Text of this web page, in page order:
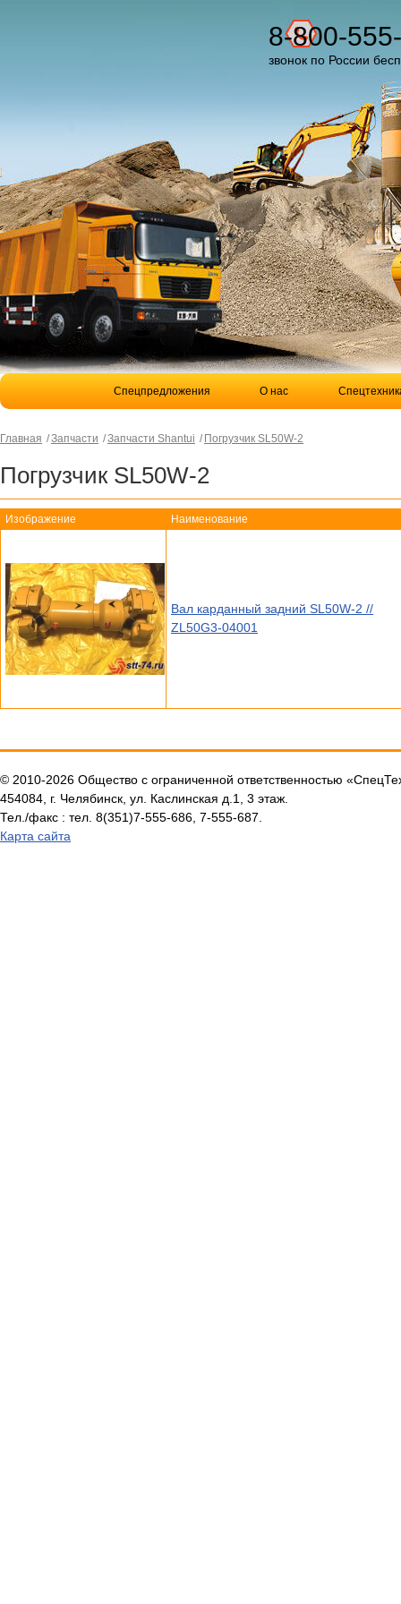
8-800-
звонок по России
Спецпредложения О нас
Главная Запчасти Запчасти Shantui Погрузчик SL50W-2
Погрузчик SL50W-2
Изображение Наименование
Вал карданный задний SL50W-2 //
ZL50G3-04001
© 2010-2026 Общество с ограниченной ответственностью
454084, г. Челябинск, ул. Каслинская д.1, 3 этаж.
Тел./факс : тел. 8(351)7-555-686, 7-555-687.
Карта сайта